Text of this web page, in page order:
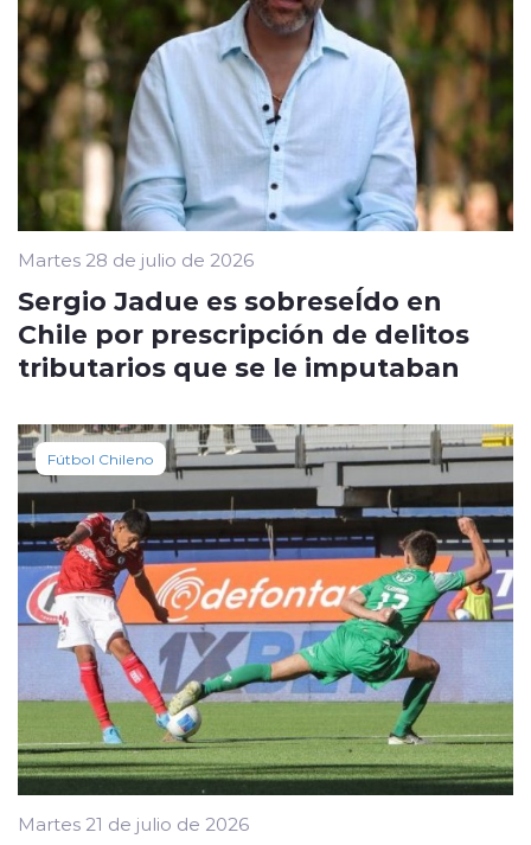
Martes 28 de julio de 2026
Sergio Jadue es sobreseÍdo en
Chile por prescripción de delitos
tributarios que se le imputaban
Fútbol Chileno
Martes 21 de julio de 2026